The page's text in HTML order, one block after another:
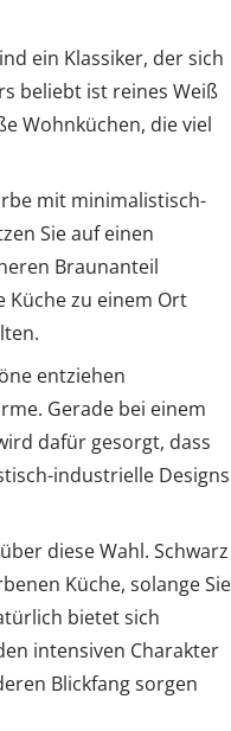
ein Klassiker, der sich
beliebt ist reines Weiß
Wohnküchen, die viel
mit minimalistisch-
Sie auf einen
Braunanteil
zu einem Ort
entziehen
Gerade bei einem
dafür gesorgt, dass
industrielle Designs
diese Wahl. Schwarz
Küche, solange Sie
bietet sich
intensiven Charakter
Blickfang sorgen